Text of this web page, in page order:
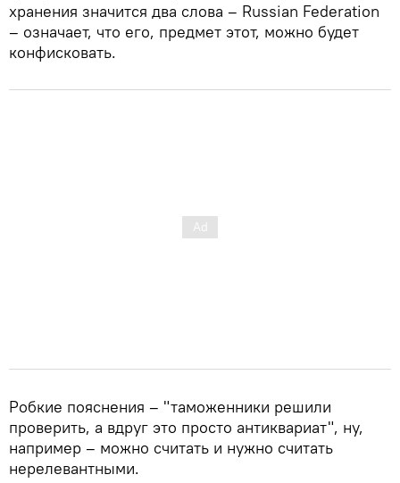
хранения значится два слова – Russian Federation
– означает, что его, предмет этот, можно будет
конфисковать.
Робкие пояснения – "таможенники решили
проверить, а вдруг это просто антиквариат", ну,
например – можно считать и нужно считать
нерелевантными.